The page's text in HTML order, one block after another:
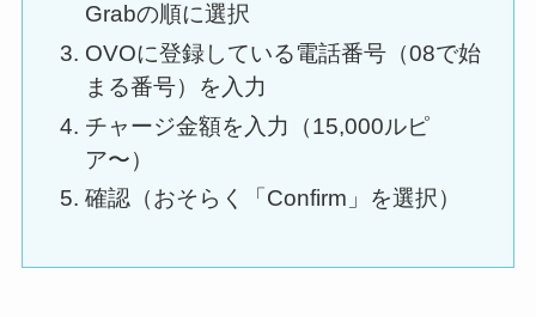
Grabの順に選択
OVOに登録している電話番号（08で始
まる番号）を入力
チャージ金額を入力（15,000ルピ
ア〜）
確認（おそらく「Confirm」を選択）